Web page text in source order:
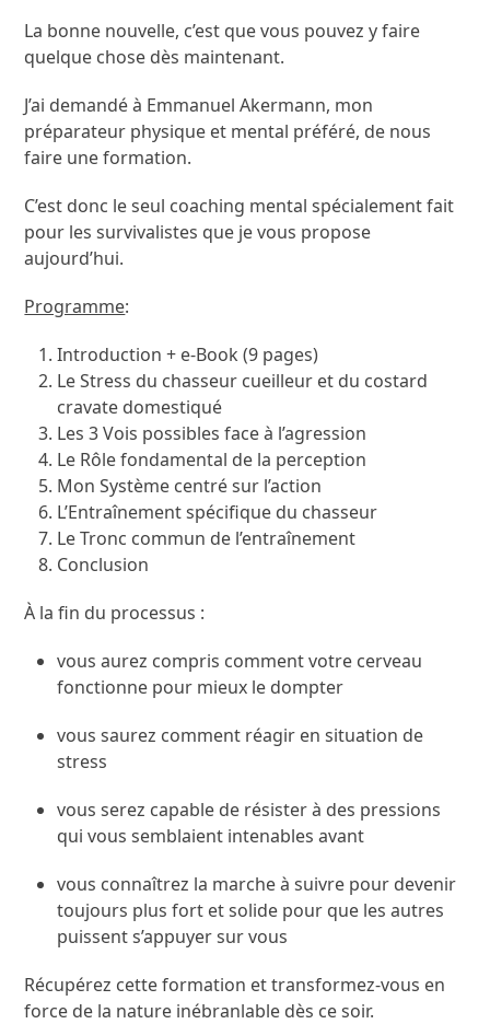
La bonne nouvelle, c’est que vous pouvez y faire
quelque chose dès maintenant.
J’ai demandé à Emmanuel Akermann, mon
préparateur physique et mental préféré, de nous
faire une formation.
C’est donc le seul coaching mental spécialement fait
pour les survivalistes que je vous propose
aujourd’hui.
Programme:
Introduction + e-Book (9 pages)
Le Stress du chasseur cueilleur et du costard
cravate domestiqué
Les 3 Vois possibles face à l’agression
Le Rôle fondamental de la perception
Mon Système centré sur l’action
L’Entraînement spécifique du chasseur
Le Tronc commun de l’entraînement
Conclusion
À la fin du processus :
vous aurez compris comment votre cerveau
fonctionne pour mieux le dompter
vous saurez comment réagir en situation de
stress
vous serez capable de résister à des pressions
qui vous semblaient intenables avant
vous connaîtrez la marche à suivre pour devenir
toujours plus fort et solide pour que les autres
puissent s’appuyer sur vous
Récupérez cette formation et transformez-vous en
force de la nature inébranlable dès ce soir.